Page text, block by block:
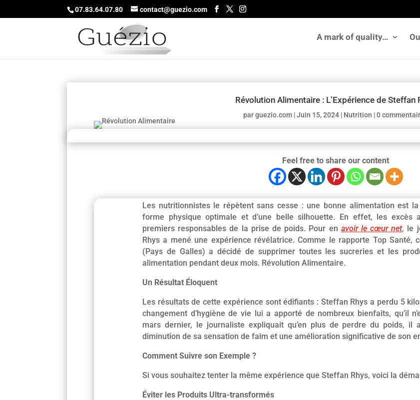
07.83.64.07.80 contact@guezio.com
A mark of quality…
Révolution Alimentaire : L’Expérience de Steffan
parguezio.com |Juin 15, 2024 | Nutrition |0
Feel free to share our content
Les nutritionnistes le répètent sans cesse : une bonne alimentation est la
forme physique optimale et d’une belle silhouette. En effet, les excès
premiers responsables de la prise de poids. Pour en avoir le cœur net, le
Rhys a mené une expérience révélatrice. Comme le rapporte Top Santé,
(Pays de Galles) a décidé de supprimer toutes les sucreries et les
alimentation pendant deux mois. Révolution Alimentaire.
Un Résultat Éloquent
Les résultats de cette expérience sont édifiants : Steffan Rhys a perdu 5
changement d’hygiène de vie lui a apporté de nombreux bienfaits, qu’il
mars dernier, le journaliste expliquait qu’en plus de perdre du poids, il
diminution de sa sensation de faim et une amélioration significative de son
Comment Suivre son Exemple ?
Si vous souhaitez tenter la même expérience que Steffan Rhys, voici la
Éviter les Produits Ultra-transformés